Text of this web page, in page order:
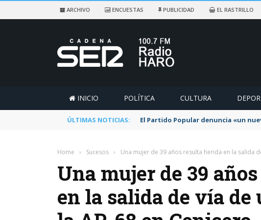
ARCHIVO ENCUESTAS PUBLICIDAD EL RASTRILLO
INICIO POLÍTICA CULTURA
ÚLTIMAS NOTICIAS: El Partido Popular denuncia «un
Home › Sucesos › Una mujer de 39 años resulta herida en la salida
Una mujer de 39
en la salida de vía